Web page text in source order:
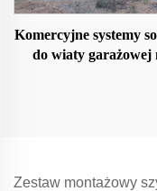
Komercyjne systemy
do wiaty garażowej
Zestaw montażowy